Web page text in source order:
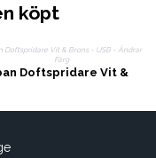
köpt
Doftspridare Vit &